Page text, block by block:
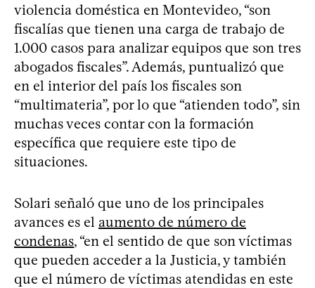
violencia doméstica en Montevideo, “son
fiscalías que tienen una carga de trabajo de
1.000 casos para analizar equipos que son tres
abogados fiscales”. Además, puntualizó que
en el interior del país los fiscales son
“multimateria”, por lo que “atienden todo”, sin
muchas veces contar con la formación
específica que requiere este tipo de
situaciones.
Solari señaló que uno de los principales
avances es el aumento de número de
condenas, “en el sentido de que son víctimas
que pueden acceder a la Justicia, y también
que el número de víctimas atendidas en este